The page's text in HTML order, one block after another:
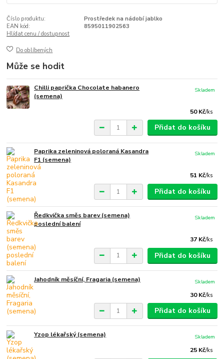
Číslo produktu:
Prostředek na nádobí jablko
EAN kód:
8595011902563
Hlídat cenu / dostupnost
Do oblíbených
Může se hodit
Chilli paprička Chocolate habanero
(semena)
50 Kč/ks
Skladem
Přidat do košíku
Paprika zeleninová poloraná Kasandra
F1 (semena)
51 Kč/ks
Skladem
Přidat do košíku
Ředkvička směs barev (semena)
poslední balení
37 Kč/ks
Skladem
Přidat do košíku
Jahodník měsíční, Fragaria (semena)
30 Kč/ks
Skladem
Přidat do košíku
Yzop lékařský (semena)
25 Kč/ks
Skladem